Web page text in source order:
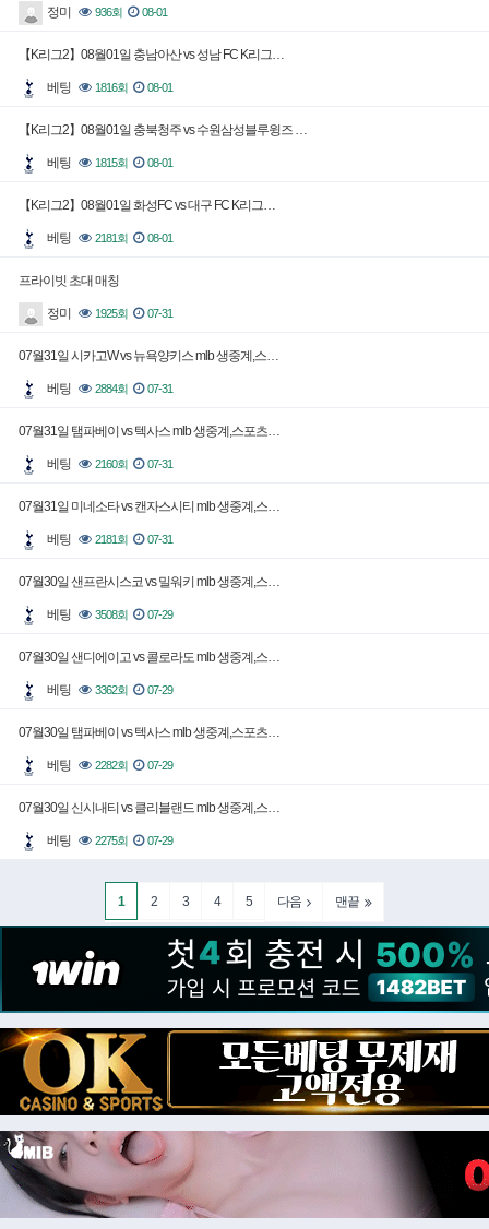
정미 936회 08-01
【K리그2】08월01일 충남아산 vs 성남 FC K리그…
베팅 1816회 08-01
【K리그2】08월01일 충북청주 vs 수원삼성블루윙즈 …
베팅 1815회 08-01
【K리그2】08월01일 화성FC vs 대구 FC K리그…
베팅 2181회 08-01
프라이빗 초대 매칭
정미 1925회 07-31
07월31일 시카고W vs 뉴욕양키스 mlb 생중계,스…
베팅 2884회 07-31
07월31일 탬파베이 vs 텍사스 mlb 생중계,스포츠…
베팅 2160회 07-31
07월31일 미네소타 vs 캔자스시티 mlb 생중계,스…
베팅 2181회 07-31
07월30일 샌프란시스코 vs 밀워키 mlb 생중계,스…
베팅 3508회 07-29
07월30일 샌디에이고 vs 콜로라도 mlb 생중계,스…
베팅 3362회 07-29
07월30일 탬파베이 vs 텍사스 mlb 생중계,스포츠…
베팅 2282회 07-29
07월30일 신시내티 vs 클리블랜드 mlb 생중계,스…
베팅 2275회 07-29
1 2 3 4 5 다음 맨끝